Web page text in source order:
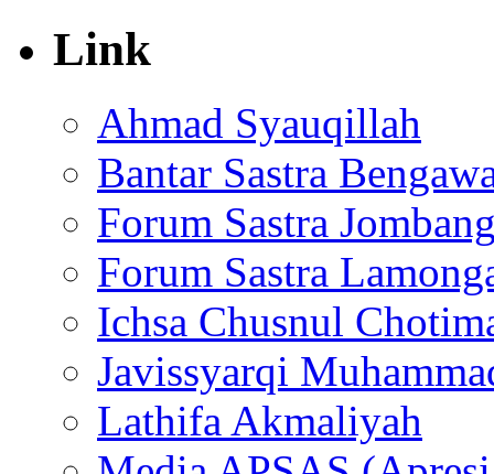
Link
Ahmad Syauqillah
Bantar Sastra
Forum Sastra
Forum Sastra
Ichsa Chusnul
Javissyarqi
Lathifa Akmaliyah